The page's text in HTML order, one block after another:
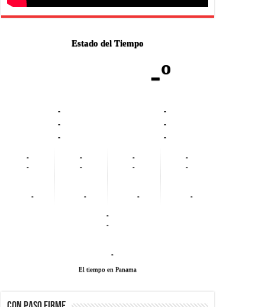
Estado del Tiempo
-º
-
-
-
-
-
-
-
-
-
-
-
-
-
-
-
-
-
-
-
-
-
El tiempo en Panama